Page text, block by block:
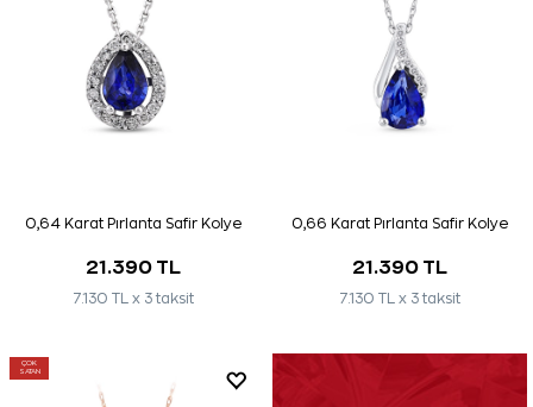
0,64 Karat Pırlanta Safir Kolye
21.390 TL
7.130 TL x 3 taksit
0,66 Karat Pırlanta Safir Kolye
21.390 TL
7.130 TL x 3 taksit
ÇOK
SATAN